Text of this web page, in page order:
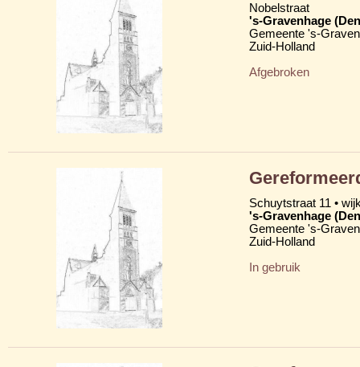
Nobelstraat
's-Gravenhage
Gemeente 's-
Zuid-Holland
Afgebroken
Schuytstraat 11 •
's-Gravenhage
Gemeente 's-
Zuid-Holland
In gebruik